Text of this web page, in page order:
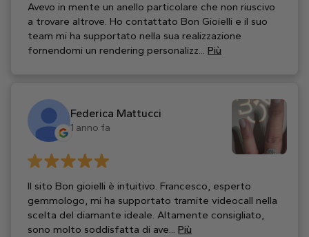
Avevo in mente un anello particolare che non riuscivo
a trovare altrove. Ho contattato Bon Gioielli e il suo
team mi ha supportato nella sua realizzazione
fornendomi un rendering personalizz... Più
Federica Mattucci
1 anno fa
Il sito Bon gioielli è intuitivo. Francesco, esperto
gemmologo, mi ha supportato tramite videocall nella
scelta del diamante ideale. Altamente consigliato,
sono molto soddisfatta di ave... Più